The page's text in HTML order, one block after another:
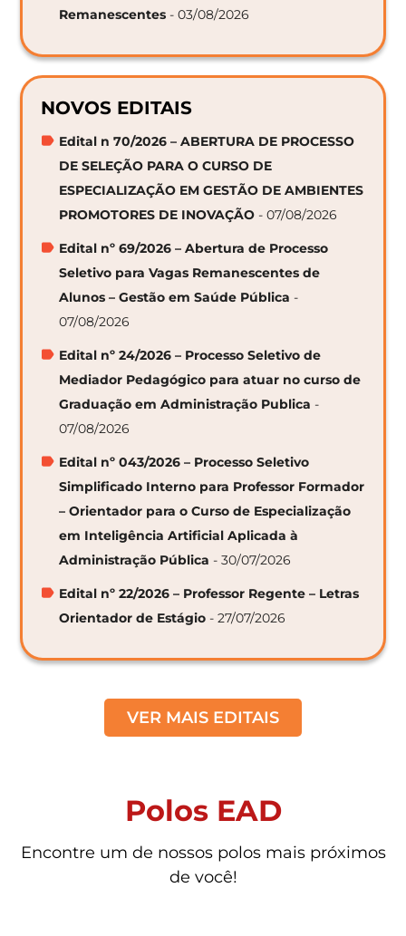
Remanescentes - 03/08/2026
NOVOS EDITAIS
Edital n 70/2026 – ABERTURA DE PROCESSO
DE SELEÇÃO PARA O CURSO DE
ESPECIALIZAÇÃO EM GESTÃO DE AMBIENTES
PROMOTORES DE INOVAÇÃO - 07/08/2026
Edital nº 69/2026 – Abertura de Processo
Seletivo para Vagas Remanescentes de
Alunos – Gestão em Saúde Pública -
07/08/2026
Edital nº 24/2026 – Processo Seletivo de
Mediador Pedagógico para atuar no curso de
Graduação em Administração Publica -
07/08/2026
Edital nº 043/2026 – Processo Seletivo
Simplificado Interno para Professor Formador
– Orientador para o Curso de Especialização
em Inteligência Artificial Aplicada à
Administração Pública - 30/07/2026
Edital nº 22/2026 – Professor Regente – Letras
Orientador de Estágio - 27/07/2026
VER MAIS EDITAIS
Polos EAD
Encontre um de nossos polos mais próximos
de você!